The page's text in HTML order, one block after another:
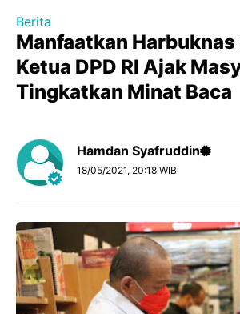
Berita
Manfaatkan Harbuknas
Ketua DPD RI Ajak
Tingkatkan Minat Baca
Hamdan Syafruddin
18/05/2021, 20:18 WIB